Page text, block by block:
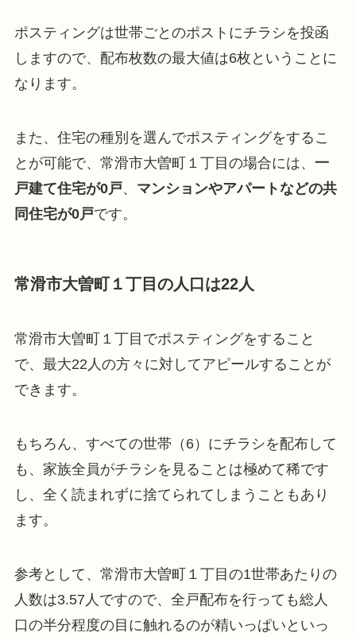
ポスティングは世帯ごとのポストにチラシを投函
しますので、配布枚数の最大値は6枚ということに
なります。
また、住宅の種別を選んでポスティングをするこ
とが可能で、常滑市大曽町１丁目の場合には、 一
戸建て住宅が0戸、 マンションやアパートなどの共
同住宅が0戸です。
常滑市大曽町１丁目の人口は22人
常滑市大曽町１丁目でポスティングをすること
で、最大22人の方々に対してアピールすることが
できます。
もちろん、すべての世帯（6）にチラシを配布して
も、家族全員がチラシを見ることは極めて稀です
し、全く読まれずに捨てられてしまうこともあり
ます。
参考として、常滑市大曽町１丁目の1世帯あたりの
人数は3.57人ですので、全戸配布を行っても総人
口の半分程度の目に触れるのが精いっぱいといっ